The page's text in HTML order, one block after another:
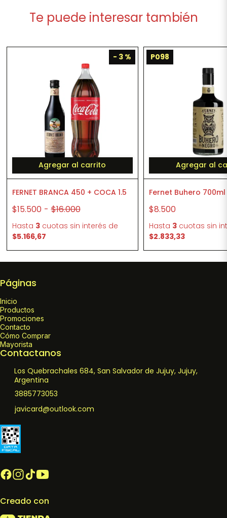
Te puede interesar también
- 3 %
Agregar al carrito
FERNET BRANCA 450 + COCA 1.5
$15.500 - $16.000
Hasta 3cuotas sin interés de
$5.166,67
P098
Agregar al
Fernet Buhero 700ml
$8.500
Hasta 3 cuotas sin
$2.833,33
Páginas
Inicio
Productos
Promociones
Contacto
Cómo Comprar
Mayorista
Contactanos
Los Quebrachales 684, San Salvador de Jujuy, Jujuy,
Argentina
3885773053
javicard@outlook.com
Creado con